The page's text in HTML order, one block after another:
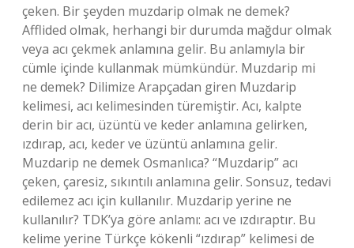
çeken. Bir şeyden muzdarip olmak ne demek?
Afflided olmak, herhangi bir durumda mağdur olmak
veya acı çekmek anlamına gelir. Bu anlamıyla bir
cümle içinde kullanmak mümkündür. Muzdarip mi
ne demek? Dilimize Arapçadan giren Muzdarip
kelimesi, acı kelimesinden türemiştir. Acı, kalpte
derin bir acı, üzüntü ve keder anlamına gelirken,
ızdırap, acı, keder ve üzüntü anlamına gelir.
Muzdarip ne demek Osmanlıca? “Muzdarip” acı
çeken, çaresiz, sıkıntılı anlamına gelir. Sonsuz, tedavi
edilemez acı için kullanılır. Muzdarip yerine ne
kullanılır? TDK’ya göre anlamı: acı ve ızdıraptır. Bu
kelime yerine Türkçe kökenli “ızdırap” kelimesi de